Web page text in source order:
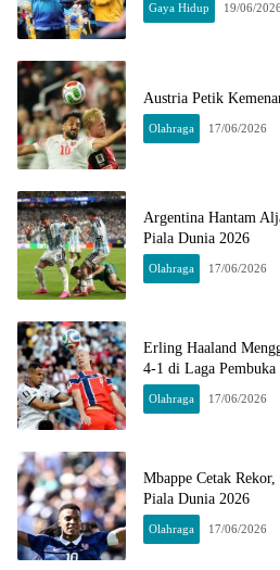
Gaya Hidup 19/06/2026
Austria Petik
Olahraga 17/06/2026
Argentina Hantam
Piala Dunia 2026
Olahraga 17/06/2026
Erling Haaland
4-1 di Laga
Olahraga 17/06/2026
Mbappe Cetak
Piala Dunia 2026
Olahraga 17/06/2026